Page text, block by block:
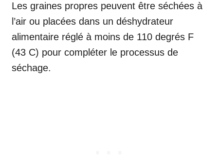
Les graines propres peuvent être séchées à
l’air ou placées dans un déshydrateur
alimentaire réglé à moins de 110 degrés F
(43 C) pour compléter le processus de
séchage.